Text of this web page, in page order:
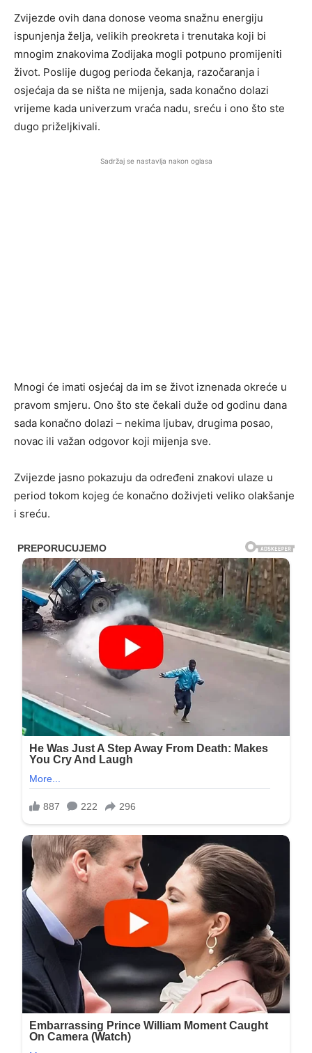
Zvijezde ovih dana donose veoma snažnu energiju
ispunjenja želja, velikih preokreta i trenutaka koji bi
mnogim znakovima Zodijaka mogli potpuno promijeniti
život. Poslije dugog perioda čekanja, razočaranja i
osjećaja da se ništa ne mijenja, sada konačno dolazi
vrijeme kada univerzum vraća nadu, sreću i ono što ste
dugo priželjkivali.
Sadržaj se nastavlja nakon oglasa
Mnogi će imati osjećaj da im se život iznenada okreće u
pravom smjeru. Ono što ste čekali duže od godinu dana
sada konačno dolazi – nekima ljubav, drugima posao,
novac ili važan odgovor koji mijenja sve.
Zvijezde jasno pokazuju da određeni znakovi ulaze u
period tokom kojeg će konačno doživjeti veliko olakšanje
i sreću.